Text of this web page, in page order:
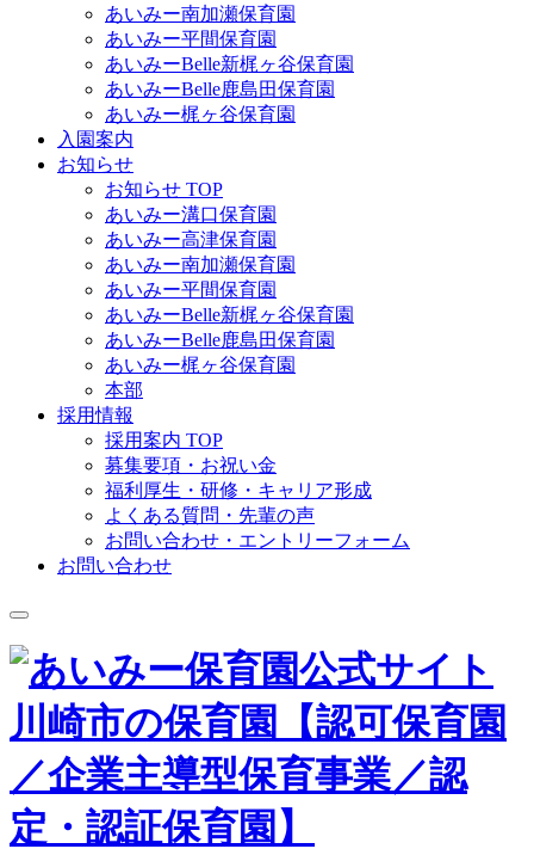
あいみー南加瀬保育園
あいみー平間保育園
あいみーBelle新梶ヶ谷保育園
あいみーBelle鹿島田保育園
あいみー梶ヶ谷保育園
入園案内
お知らせ
お知らせ TOP
あいみー溝口保育園
あいみー高津保育園
あいみー南加瀬保育園
あいみー平間保育園
あいみーBelle新梶ヶ谷保育園
あいみーBelle鹿島田保育園
あいみー梶ヶ谷保育園
本部
採用情報
採用案内 TOP
募集要項・お祝い金
福利厚生・研修・キャリア形成
よくある質問・先輩の声
お問い合わせ・エントリーフォーム
お問い合わせ